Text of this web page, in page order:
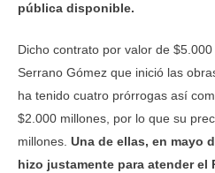
pública disponible.
Dicho contrato por valor de
Serrano Gómez que inició las
ha tenido cuatro prórrogas así
$2.000 millones, por lo que su
millones. Una de ellas, en mayo
hizo justamente para atender el